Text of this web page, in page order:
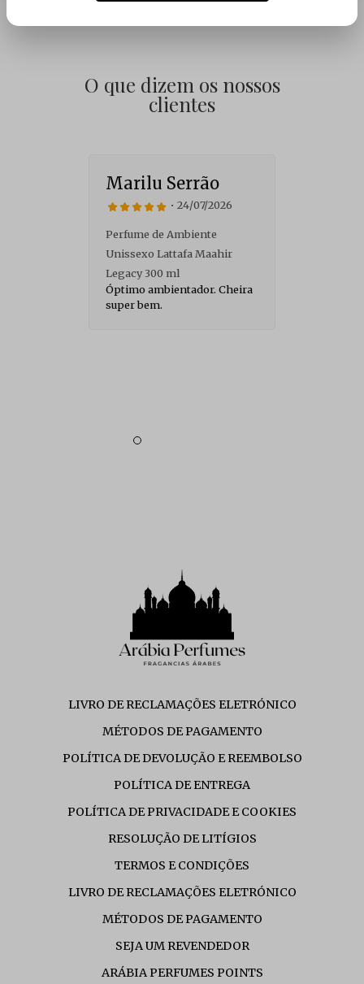
O que dizem os nossos
clientes
Marilu Serrão
• 24/07/2026
Perfume de Ambiente
Unissexo Lattafa Maahir
Legacy 300 ml
Óptimo ambientador. Cheira
super bem.
LIVRO DE RECLAMAÇÕES ELETRÓNICO
MÉTODOS DE PAGAMENTO
POLÍTICA DE DEVOLUÇÃO E REEMBOLSO
POLÍTICA DE ENTREGA
POLÍTICA DE PRIVACIDADE E COOKIES
RESOLUÇÃO DE LITÍGIOS
TERMOS E CONDIÇÕES
LIVRO DE RECLAMAÇÕES ELETRÓNICO
MÉTODOS DE PAGAMENTO
SEJA UM REVENDEDOR
ARÁBIA PERFUMES POINTS